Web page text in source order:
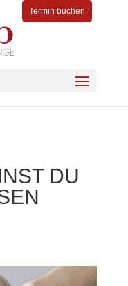
Termin buchen
DU